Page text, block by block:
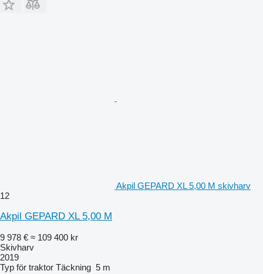
Akpil GEPARD XL 5,00 M skivharv
12
Akpil GEPARD XL 5,00 M
9 978 € ≈ 109 400 kr
Skivharv
2019
Typ för traktor Täckning 5 m